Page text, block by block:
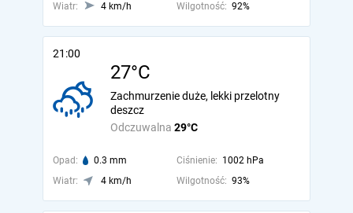
Wiatr:
4 km/h Wilgotność: 92%
21:00
27°C
Odczuwalna 29°C
Zachmurzenie duże, lekki przelotny
deszcz
Opad: 0.3 mm Ciśnienie: 1002 hPa
Wiatr:
4 km/h Wilgotność: 93%